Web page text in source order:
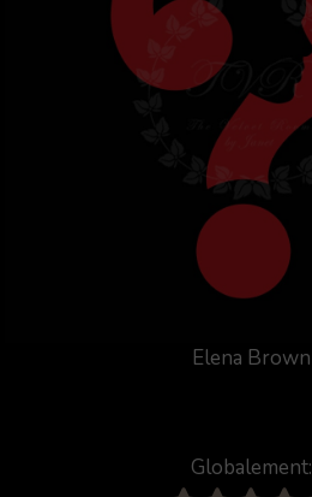
Elena Brown
Globalement: